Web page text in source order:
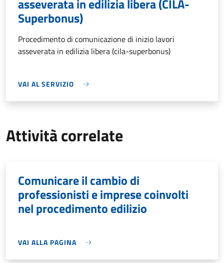
asseverata in edilizia libera (CILA-
Superbonus)
Procedimento di comunicazione di inizio lavori
asseverata in edilizia libera (cila-superbonus)
VAI AL SERVIZIO
Attività correlate
Comunicare il cambio di
professionisti e imprese coinvolti
nel procedimento edilizio
VAI ALLA PAGINA